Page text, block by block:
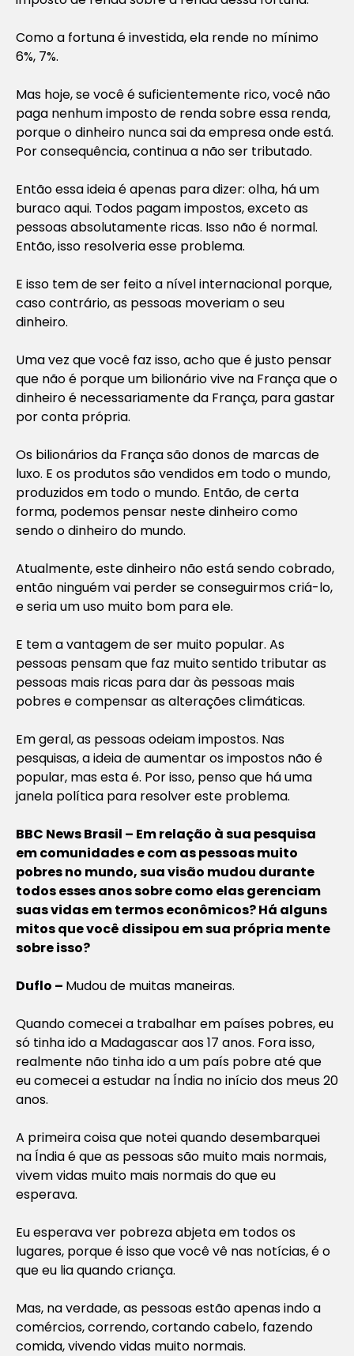
Como a fortuna é investida, ela rende no mínimo
6%, 7%.
Mas hoje, se você é suficientemente rico, você não
paga nenhum imposto de renda sobre essa renda,
porque o dinheiro nunca sai da empresa onde está.
Por consequência, continua a não ser tributado.
Então essa ideia é apenas para dizer: olha, há um
buraco aqui. Todos pagam impostos, exceto as
pessoas absolutamente ricas. Isso não é normal.
Então, isso resolveria esse problema.
E isso tem de ser feito a nível internacional porque,
caso contrário, as pessoas moveriam o seu
dinheiro.
Uma vez que você faz isso, acho que é justo pensar
que não é porque um bilionário vive na França que o
dinheiro é necessariamente da França, para gastar
por conta própria.
Os bilionários da França são donos de marcas de
luxo. E os produtos são vendidos em todo o mundo,
produzidos em todo o mundo. Então, de certa
forma, podemos pensar neste dinheiro como
sendo o dinheiro do mundo.
Atualmente, este dinheiro não está sendo cobrado,
então ninguém vai perder se conseguirmos criá-lo,
e seria um uso muito bom para ele.
E tem a vantagem de ser muito popular. As
pessoas pensam que faz muito sentido tributar as
pessoas mais ricas para dar às pessoas mais
pobres e compensar as alterações climáticas.
Em geral, as pessoas odeiam impostos. Nas
pesquisas, a ideia de aumentar os impostos não é
popular, mas esta é. Por isso, penso que há uma
janela política para resolver este problema.
BBC News Brasil – Em relação à sua pesquisa
em comunidades e com as pessoas muito
pobres no mundo, sua visão mudou durante
todos esses anos sobre como elas gerenciam
suas vidas em termos econômicos? Há alguns
mitos que você dissipou em sua própria mente
sobre isso?
Duflo – Mudou de muitas maneiras.
Quando comecei a trabalhar em países pobres, eu
só tinha ido a Madagascar aos 17 anos. Fora isso,
realmente não tinha ido a um país pobre até que
eu comecei a estudar na Índia no início dos meus 20
anos.
A primeira coisa que notei quando desembarquei
na Índia é que as pessoas são muito mais normais,
vivem vidas muito mais normais do que eu
esperava.
Eu esperava ver pobreza abjeta em todos os
lugares, porque é isso que você vê nas notícias, é o
que eu lia quando criança.
Mas, na verdade, as pessoas estão apenas indo a
comércios, correndo, cortando cabelo, fazendo
comida, vivendo vidas muito normais.